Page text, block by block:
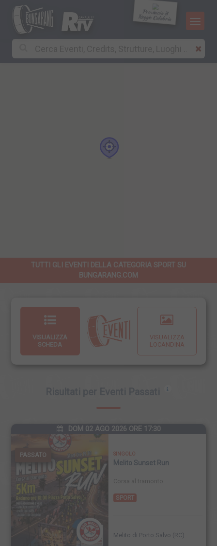
Provincia di
Reggio Calabria
TUTTI GLI EVENTI DELLA CATEGORIA SPORT SU
BUNGARANG.COM
VISUALIZZA
SCHEDA
VISUALIZZA
LOCANDINA
DOM 02 AGO 2026 ORE 17:30
PASSATO SINGOLO
Melito Sunset Run
SPORT
Melito di Porto Salvo (RC)